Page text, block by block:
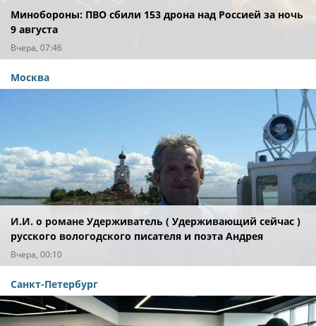
Минобороны: ПВО сбили 153 дрона над Россией за ночь
9 августа
Вчера, 07:46
Москва
И.И. о романе Удерживатель ( Удерживающий сейчас )
русского вологодского писателя и поэта Андрея
Малышева ( роман опубликован в 2016 г. )
Вчера, 00:10
Санкт-Петербург